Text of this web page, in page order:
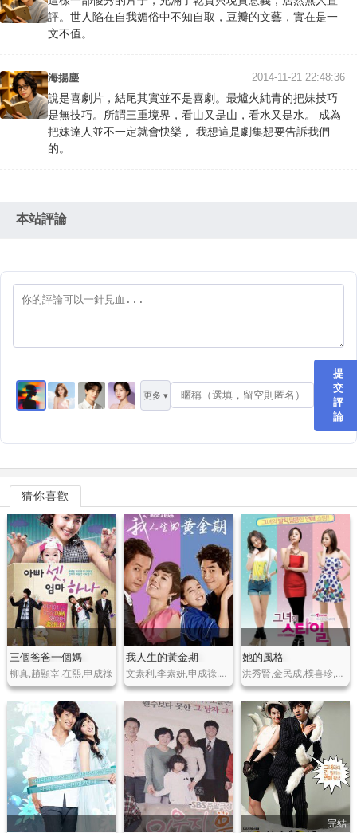
評。世人陷在自我媚俗中不知自取，豆瓣的文藝，實在是一
文不值。
海揚塵 2014-11-21 22:48:36
說是喜劇片，結尾其實並不是喜劇。最爐火純青的把妹技巧
是無技巧。所謂三重境界，看山又是山，看水又是水。 成為
把妹達人並不一定就會快樂， 我想這是劇集想要告訴我們
的。
本站評論
更多 ▾
提
交
評
論
猜你喜歡
三個爸爸一個媽
柳真,趙顯宰,在熙,申成祿
我人生的黃金期
文素利,李素妍,申成祿,李中原
她的風格
洪秀賢,金民成,樸喜珍,安尚泰,李相燁
完結